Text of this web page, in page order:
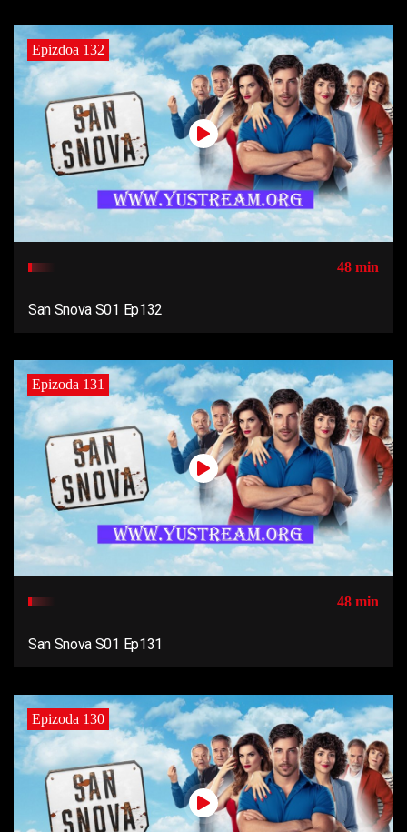
Epizdoa 132
48 min
San Snova S01 Ep132
Epizoda 131
48 min
San Snova S01 Ep131
Epizoda 130